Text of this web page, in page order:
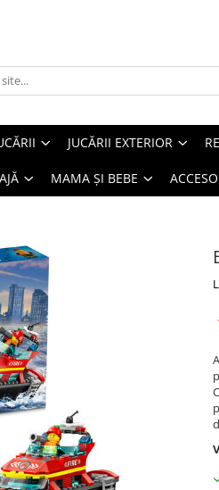
JUCĂRII EXTERIOR
MAMA ȘI BEBE